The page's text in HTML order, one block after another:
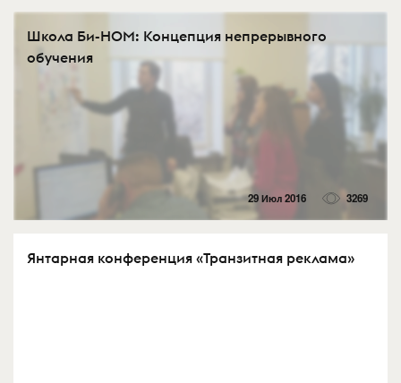
Школа Би-НОМ: Концепция непрерывного
обучения
29 Июл 2016 3269
Янтарная конференция «Транзитная реклама»